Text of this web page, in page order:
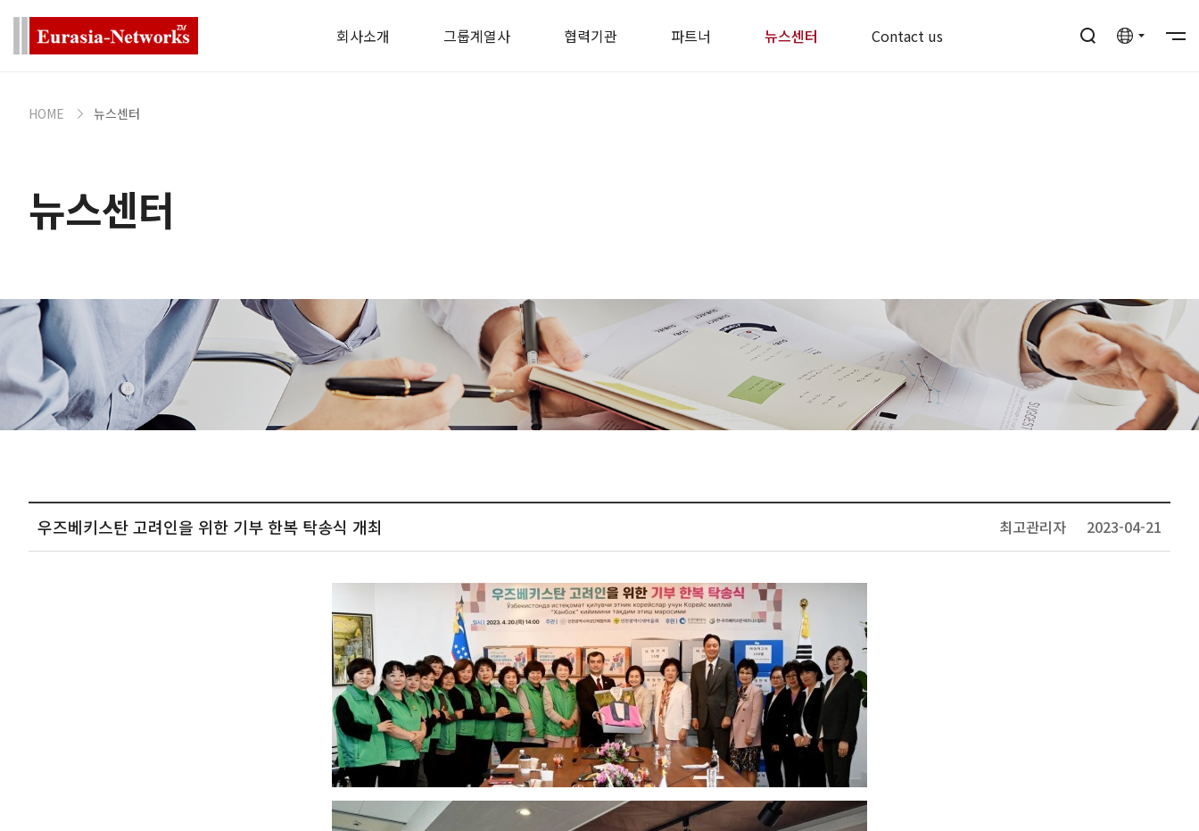
회사소개 그룹계열사 협력기관 파트너 뉴스센터 Contact us
HOME 뉴스센터
뉴스센터
우즈베키스탄 고려인을 위한 기부 한복 탁송식 개최 최고관리자 2023-04-21